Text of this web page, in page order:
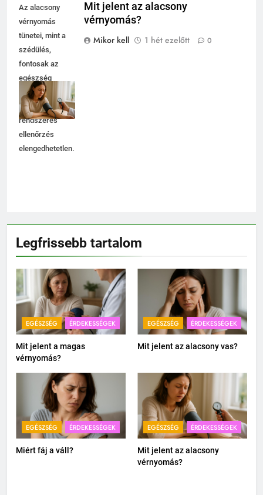
Legfrissebb tartalom
EGÉSZSÉG ÉRDEKESSÉGEK
Mit jelent a magas
vérnyomás?
EGÉSZSÉG ÉRDEKESSÉGEK
Mit jelent az alacsony vas?
EGÉSZSÉG ÉRDEKESSÉGEK
Miért fáj a váll?
EGÉSZSÉG ÉRDEKESSÉGEK
Mit jelent az alacsony
vérnyomás?
Az alacsony
vérnyomás
tünetei, mint a
szédülés,
fontosak az
egészség
megőrzésében,
ezért a
rendszeres
ellenőrzés
elengedhetetlen.
Mit jelent az alacsony
vérnyomás?
Mikor kell
1 hét ezelőtt 0